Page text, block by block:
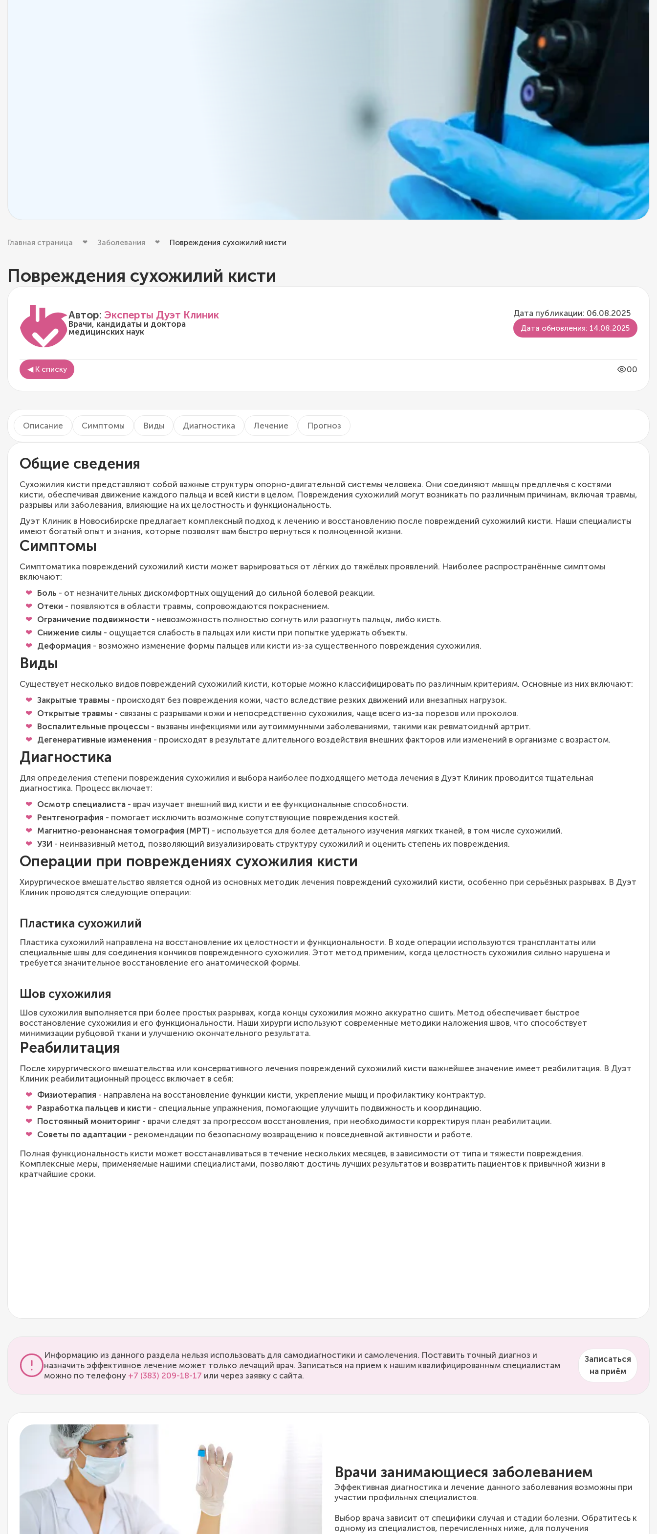
Главная страница Заболевания Повреждения сухожилий кисти
Повреждения сухожилий кисти
Автор: Эксперты Дуэт Клиник
Врачи, кандидаты и доктора
медицинских наук
Дата публикации: 06.08.2025
Дата обновления: 14.08.2025
◀ К списку 00
Описание Симптомы Виды Диагностика Лечение Прогноз
Общие сведения
Сухожилия кисти представляют собой важные структуры опорно-двигательной системы человека. Они соединяют мышцы предплечья с костями
кисти, обеспечивая движение каждого пальца и всей кисти в целом. Повреждения сухожилий могут возникать по различным причинам, включая травмы,
разрывы или заболевания, влияющие на их целостность и функциональность.
Дуэт Клиник в Новосибирске предлагает комплексный подход к лечению и восстановлению после повреждений сухожилий кисти. Наши специалисты
имеют богатый опыт и знания, которые позволят вам быстро вернуться к полноценной жизни.
Симптомы
Симптоматика повреждений сухожилий кисти может варьироваться от лёгких до тяжёлых проявлений. Наиболее распространённые симптомы
включают:
Боль - от незначительных дискомфортных ощущений до сильной болевой реакции.
Отеки - появляются в области травмы, сопровождаются покраснением.
Ограничение подвижности - невозможность полностью согнуть или разогнуть пальцы, либо кисть.
Снижение силы - ощущается слабость в пальцах или кисти при попытке удержать объекты.
Деформация - возможно изменение формы пальцев или кисти из-за существенного повреждения сухожилия.
Виды
Существует несколько видов повреждений сухожилий кисти, которые можно классифицировать по различным критериям. Основные из них включают:
Закрытые травмы - происходят без повреждения кожи, часто вследствие резких движений или внезапных нагрузок.
Открытые травмы - связаны с разрывами кожи и непосредственно сухожилия, чаще всего из-за порезов или проколов.
Воспалительные процессы - вызваны инфекциями или аутоиммунными заболеваниями, такими как ревматоидный артрит.
Дегенеративные изменения - происходят в результате длительного воздействия внешних факторов или изменений в организме с возрастом.
Диагностика
Для определения степени повреждения сухожилия и выбора наиболее подходящего метода лечения в Дуэт Клиник проводится тщательная
диагностика. Процесс включает:
Осмотр специалиста - врач изучает внешний вид кисти и ее функциональные способности.
Рентгенография - помогает исключить возможные сопутствующие повреждения костей.
Магнитно-резонансная томография (МРТ) - используется для более детального изучения мягких тканей, в том числе сухожилий.
УЗИ - неинвазивный метод, позволяющий визуализировать структуру сухожилий и оценить степень их повреждения.
Операции при повреждениях сухожилия кисти
Хирургическое вмешательство является одной из основных методик лечения повреждений сухожилий кисти, особенно при серьёзных разрывах. В Дуэт
Клиник проводятся следующие операции:
Пластика сухожилий
Пластика сухожилий направлена на восстановление их целостности и функциональности. В ходе операции используются трансплантаты или
специальные швы для соединения кончиков поврежденного сухожилия. Этот метод применим, когда целостность сухожилия сильно нарушена и
требуется значительное восстановление его анатомической формы.
Шов сухожилия
Шов сухожилия выполняется при более простых разрывах, когда концы сухожилия можно аккуратно сшить. Метод обеспечивает быстрое
восстановление сухожилия и его функциональности. Наши хирурги используют современные методики наложения швов, что способствует
минимизации рубцовой ткани и улучшению окончательного результата.
Реабилитация
После хирургического вмешательства или консервативного лечения повреждений сухожилий кисти важнейшее значение имеет реабилитация. В Дуэт
Клиник реабилитационный процесс включает в себя:
Физиотерапия - направлена на восстановление функции кисти, укрепление мышц и профилактику контрактур.
Разработка пальцев и кисти - специальные упражнения, помогающие улучшить подвижность и координацию.
Постоянный мониторинг - врачи следят за прогрессом восстановления, при необходимости корректируя план реабилитации.
Советы по адаптации - рекомендации по безопасному возвращению к повседневной активности и работе.
Полная функциональность кисти может восстанавливаться в течение нескольких месяцев, в зависимости от типа и тяжести повреждения.
Комплексные меры, применяемые нашими специалистами, позволяют достичь лучших результатов и возвратить пациентов к привычной жизни в
кратчайшие сроки.
Информацию из данного раздела нельзя использовать для самодиагностики и самолечения. Поставить точный диагноз и
назначить эффективное лечение может только лечащий врач. Записаться на прием к нашим квалифицированным специалистам
можно по телефону +7 (383) 209-18-17 или через заявку с сайта.
Записаться
на приём
Врачи занимающиеся заболеванием
Эффективная диагностика и лечение данного заболевания возможны при
участии профильных специалистов.
Выбор врача зависит от специфики случая и стадии болезни. Обратитесь к
одному из специалистов, перечисленных ниже, для получения